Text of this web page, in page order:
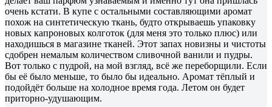
очень кстати. В купе с остальными составляющими аромат
похож на синтетическую ткань, будто открываешь упаковку
новых капроновых колготок (для меня это только плюс) или
находишься в магазине тканей. Этот запах новизны и чистоты
сдобрен немалым количеством сливочной ванили и пудры.
Вот только с пудрой, на мой взгляд, всё же переборщили. Если
бы её было меньше, то было бы идеально. Аромат тёплый и
подойдёт больше на холодное время года. Летом он будет
приторно-удушающим.